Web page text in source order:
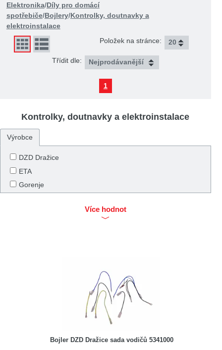
Elektronika/Díly pro domácí
spotřebiče/Bojlery/Kontrolky, doutnavky a
elektroinstalace
Položek na stránce:
Třídit dle:
1
Kontrolky, doutnavky a elektroinstalace
Výrobce
DZD Dražice
ETA
Gorenje
Více hodnot
Bojler DZD Dražice sada vodičů 5341000